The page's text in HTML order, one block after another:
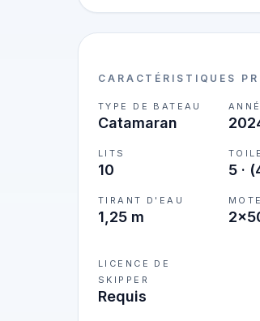
CARACTÉRISTIQUES
TYPE DE BATEAU
Catamaran
LITS
10 5·
TIRANT D'EAU
1,25 m
LICENCE DE
SKIPPER
Requis